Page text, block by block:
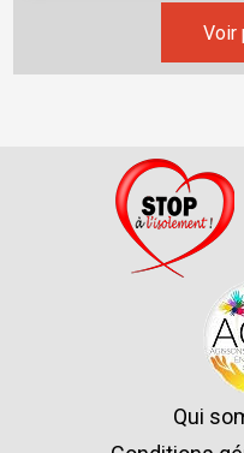
Voir
Qui